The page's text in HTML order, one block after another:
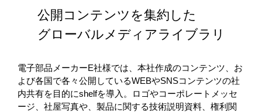
公開コンテンツを集約した
グローバルメディアライブラリ
電子部品メーカーE社様では、本社作成のコンテンツ、お
よび各国で各々公開しているWEBやSNSコンテンツの社
内共有を目的にshelfを導入。ロゴやコーポレートメッセ
ージ、社屋写真や、製品に関する技術説明資料、権利関